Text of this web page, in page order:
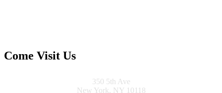
Come Visit Us
350 5th Ave
New York, NY 10118